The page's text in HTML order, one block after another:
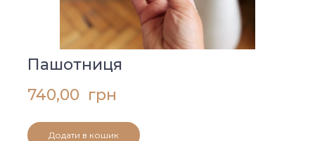
Пашотниця
740,00  грн
Додати в кошик